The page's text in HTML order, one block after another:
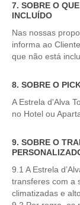
Contactos
7. SOBRE O
INCLUÍDO
Nas nossas
informa ao
que não está
8. SOBRE O
A Estrela d'Alva
no Hotel ou
9. SOBRE O
9.1 A Estrela
transferes com a
climatizadas e